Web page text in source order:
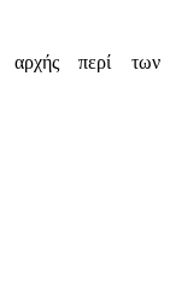
αρχής περί των